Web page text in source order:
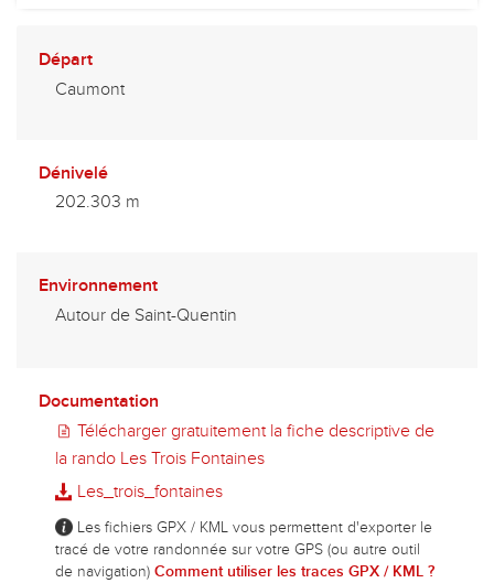
Départ
Caumont
Dénivelé
202.303 m
Environnement
Autour de Saint-Quentin
Documentation
Télécharger gratuitement la fiche descriptive de
la rando Les Trois Fontaines
Les_trois_fontaines
Les fichiers GPX / KML vous permettent d'exporter le
tracé de votre randonnée sur votre GPS (ou autre outil
de navigation) Comment utiliser les traces GPX / KML ?